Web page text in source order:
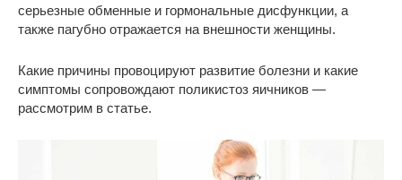
серьезные обменные и гормональные дисфункции, а
также пагубно отражается на внешности женщины.
Какие причины провоцируют развитие болезни и какие
симптомы сопровождают поликистоз яичников —
рассмотрим в статье.